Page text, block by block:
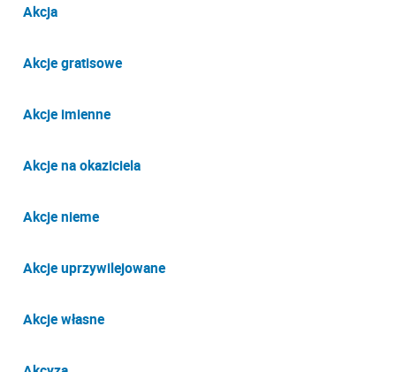
Akcja
Akcje gratisowe
Akcje imienne
Akcje na okaziciela
Akcje nieme
Akcje uprzywilejowane
Akcje własne